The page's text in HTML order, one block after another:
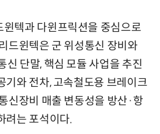
텍과 다윈프릭션을 중심으로
드윈텍은 군 위성통신 장비와
신 단말, 핵심 모듈 사업을 추진
기와 전차, 고속철도용 브레이크
신장비 매출 변동성을 방산·항
려는 포석이다.